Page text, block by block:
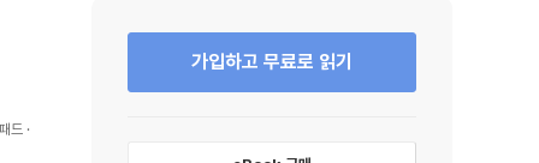
드
가입하고 무료로 읽기